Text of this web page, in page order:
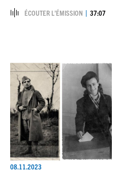
ÉCOUTER L’ÉMISSION 37:07
08.11.2023